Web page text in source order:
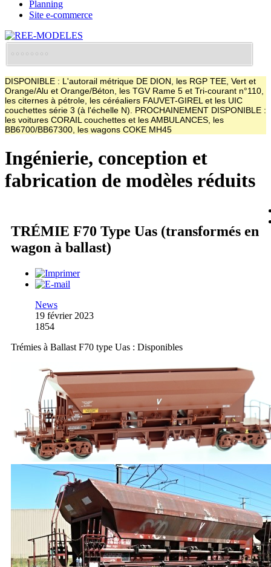
Planning
Site e-commerce
DISPONIBLE : L'autorail métrique DE DION, les RGP TEE, Vert et
Orange/Alu et Orange/Béton, les TGV Rame 5 et Tri-courant n°110,
les citernes à pétrole, les céréaliers FAUVET-GIREL et les UIC
couchettes série 3 (à l'échelle N). PROCHAINEMENT DISPONIBLE :
les voitures CORAIL couchettes et les AMBULANCES, les
BB6700/BB67300, les wagons COKE MH45
Ingénierie, conception et
fabrication de modèles réduits
TRÉMIE F70 Type Uas (transformés en
wagon à ballast)
News
19 février 2023
1854
Trémies à Ballast F70 type Uas : Disponibles